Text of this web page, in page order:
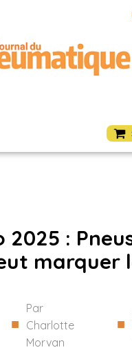
2025 :
marquer
■
Par
Charlotte
Morvan
■